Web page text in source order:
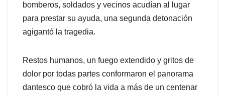
bomberos, soldados y vecinos acudían al lugar
para prestar su ayuda, una segunda detonación
agigantó la tragedia.
Restos humanos, un fuego extendido y gritos de
dolor por todas partes conformaron el panorama
dantesco que cobró la vida a más de un centenar